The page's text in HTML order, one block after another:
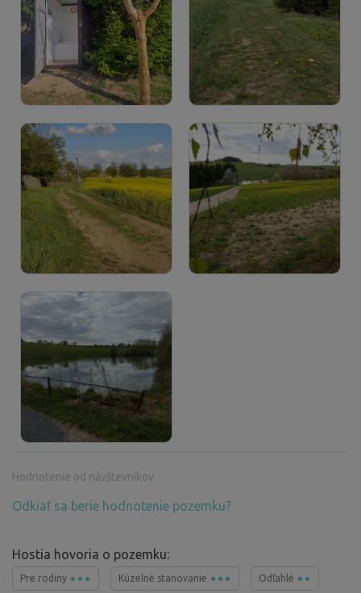
Hodnotenie od návštevníkov
Odkiaľ sa berie hodnotenie pozemku?
Hostia hovoria o pozemku:
Pre rodiny Kúzelné stanovanie Odľahlé